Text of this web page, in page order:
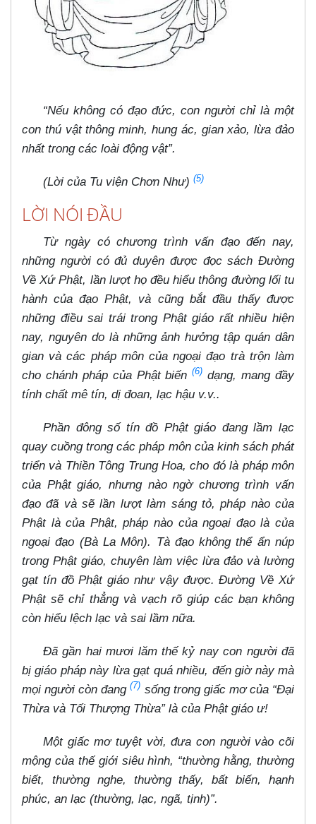
“Nếu không có đạo đức, con người chỉ là một
con thú vật thông minh, hung ác, gian xảo, lừa đảo
nhất trong các loài động vật”.
(Lời của Tu viện Chơn Như) (5)
LỜI NÓI ĐẦU
Từ ngày có chương trình vấn đạo đến nay,
những người có đủ duyên được đọc sách Đường
Về Xứ Phật, lần lượt họ đều hiểu thông đường lối tu
hành của đạo Phật, và cũng bắt đầu thấy được
những điều sai trái trong Phật giáo rất nhiều hiện
nay, nguyên do là những ảnh hưởng tập quán dân
gian và các pháp môn của ngoại đạo trà trộn làm
cho chánh pháp của Phật biến(6) dạng, mang đầy
tính chất mê tín, dị đoan, lạc hậu v.v..
Phần đông số tín đồ Phật giáo đang lầm lạc
quay cuồng trong các pháp môn của kinh sách phát
triển và Thiền Tông Trung Hoa, cho đó là pháp môn
của Phật giáo, nhưng nào ngờ chương trình vấn
đạo đã và sẽ lần lượt làm sáng tỏ, pháp nào của
Phật là của Phật, pháp nào của ngoại đạo là của
ngoại đạo (Bà La Môn). Tà đạo không thể ẩn núp
trong Phật giáo, chuyên làm việc lừa đảo và lường
gạt tín đồ Phật giáo như vậy được. Đường Về Xứ
Phật sẽ chỉ thẳng và vạch rõ giúp các bạn không
còn hiểu lệch lạc và sai lầm nữa.
Đã gần hai mươi lăm thế kỷ nay con người đã
bị giáo pháp này lừa gạt quá nhiều, đến giờ này mà
mọi người còn đang(7) sống trong giấc mơ của “Đại
Thừa và Tối Thượng Thừa” là của Phật giáo ư!
Một giấc mơ tuyệt vời, đưa con người vào cõi
mộng của thế giới siêu hình, “thường hằng, thường
biết, thường nghe, thường thấy, bất biến, hạnh
phúc, an lạc (thường, lạc, ngã, tịnh)”.